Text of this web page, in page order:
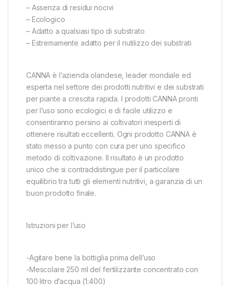
– Assenza di residui nocivi
– Ecologico
– Adatto a qualsiasi tipo di substrato
– Estremamente adatto per il riutilizzo dei substrati
CANNA è l’azienda olandese, leader mondiale ed
esperta nel settore dei prodotti nutritivi e dei substrati
per piante a crescita rapida. I prodotti CANNA pronti
per l’uso sono ecologici e di facile utilizzo e
consentiranno persino ai coltivatori inesperti di
ottenere risultati eccellenti. Ogni prodotto CANNA è
stato messo a punto con cura per uno specifico
metodo di coltivazione. Il risultato è un prodotto
unico che si contraddistingue per il particolare
equilibrio tra tutti gli elementi nutritivi, a garanzia di un
buon prodotto finale.
Istruzioni per l’uso
-Agitare bene la bottiglia prima dell’uso
-Mescolare 250 ml del fertilizzante concentrato con
100 litro d’acqua (1:400)